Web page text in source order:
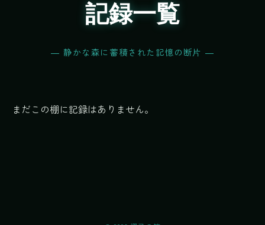
記録一覧
― 静かな森に蓄積された記憶の断片 ―
まだこの棚に記録はありません。